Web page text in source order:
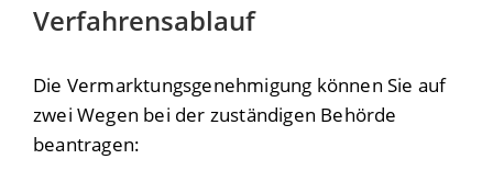
Verfahrensablauf
Die Vermarktungsgenehmigung können Sie auf
zwei Wegen bei der zuständigen Behörde
beantragen: